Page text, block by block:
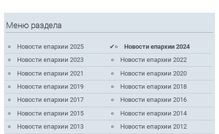
Меню раздела
Новости епархии 2025
Новости епархии 2024
Новости епархии 2023
Новости епархии 2022
Новости епархии 2021
Новости епархии 2020
Новости епархии 2019
Новости епархии 2018
Новости епархии 2017
Новости епархии 2016
Новости епархии 2015
Новости епархии 2014
Новости епархии 2013
Новости епархии 2012